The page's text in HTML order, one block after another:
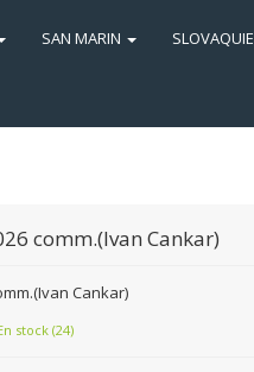
SAN MARIN SLOVAQUIE
comm.(Ivan Cankar)
Cankar)
stock (24)